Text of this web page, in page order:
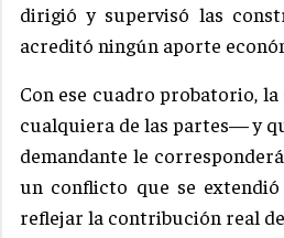
dirigió y supervisó las
acreditó ningún aporte
Con ese cuadro probatorio,
cualquiera de las partes— y
demandante le
un conflicto que se
reflejar la contribución real